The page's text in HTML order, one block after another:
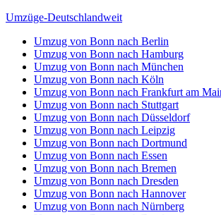
Umzüge-Deutschlandweit
Umzug von Bonn nach Berlin
Umzug von Bonn nach Hamburg
Umzug von Bonn nach München
Umzug von Bonn nach Köln
Umzug von Bonn nach Frankfurt am
Umzug von Bonn nach Stuttgart
Umzug von Bonn nach Düsseldorf
Umzug von Bonn nach Leipzig
Umzug von Bonn nach Dortmund
Umzug von Bonn nach Essen
Umzug von Bonn nach Bremen
Umzug von Bonn nach Dresden
Umzug von Bonn nach Hannover
Umzug von Bonn nach Nürnberg